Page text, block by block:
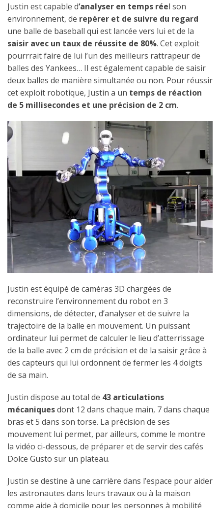
Justin est capable d‘analyser en temps réel son
environnement, de repérer et de suivre du regard
une balle de baseball qui est lancée vers lui et de la
saisir avec un taux de réussite de 80%. Cet exploit
pourrrait faire de lui l’un des meilleurs rattrapeur de
balles des Yankees… Il est également capable de saisir
deux balles de manière simultanée ou non. Pour réussir
cet exploit robotique, Justin a un temps de réaction
de 5 millisecondes et une précision de 2 cm.
Justin est équipé de caméras 3D chargées de
reconstruire l’environnement du robot en 3
dimensions, de détecter, d’analyser et de suivre la
trajectoire de la balle en mouvement. Un puissant
ordinateur lui permet de calculer le lieu d’atterrissage
de la balle avec 2 cm de précision et de la saisir grâce à
des capteurs qui lui ordonnent de fermer les 4 doigts
de sa main.
Justin dispose au total de 43 articulations
mécaniquesdont 12 dans chaque main, 7 dans chaque
bras et 5 dans son torse. La précision de ses
mouvement lui permet, par ailleurs, comme le montre
la vidéo ci-dessous, de préparer et de servir des cafés
Dolce Gusto sur un plateau.
Justin se destine à une carrière dans l’espace pour aider
les astronautes dans leurs travaux ou à la maison
comme aide à domicile pour les personnes à mobilité